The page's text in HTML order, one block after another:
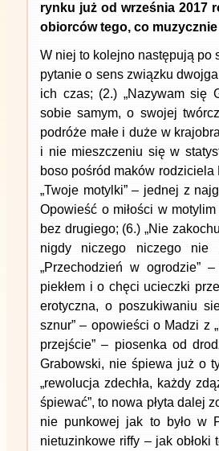
rynku już od września 2017
obiorców tego, co
W niej to kolejno następują po
pytanie o sens związku
ich czas; (2.) „Nazywam się
sobie samym, o swojej
podróże małe i duże w
i nie mieszczeniu się w
boso pośród maków rodziciela
„Twoje motylki” – jednej z
Opowieść o miłości w
bez drugiego; (6.) „Nie
nigdy niczego niczego nie
„Przechodzień w ogrodzie”
piekłem i o chęci ucieczki
erotyczna, o poszukiwaniu
sznur” – opowieści o Madzi z
przejście” – piosenka od
Grabowski, nie śpiewa już o
„rewolucja zdechła, każdy
śpiewać”, to nowa płyta dalej
nie punkowej jak to było w
nietuzinkowe riffy – jak